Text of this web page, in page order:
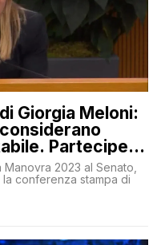
Giorgia Meloni:
Parteciperò
2023 al Senato,
conferenza stampa di